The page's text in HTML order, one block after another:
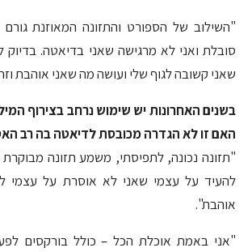
"השילוב של הספורט והתזונה המאוזנת
סובלת ואני לא מרגישה שאני בדיאטה. בדיוק
שאני קשובה לגוף שלי ועושה מה שאני אוהבת
בשנים האחרונות יש שימוש נרחב בצירוף
האם זו לא הגדרה מכובסת לדיאטה בה רב
"תזונה נכונה, לתפיסתי, משמע תזונה מבוקרת
להעיד על עצמי שאני לא אוסרת על עצמי
אוהבת".
"אני באמת אוכלת הכל – כולל בורקסים